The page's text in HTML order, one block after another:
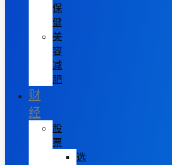
保
健
美
容
减
肥
财
经
股
票
选